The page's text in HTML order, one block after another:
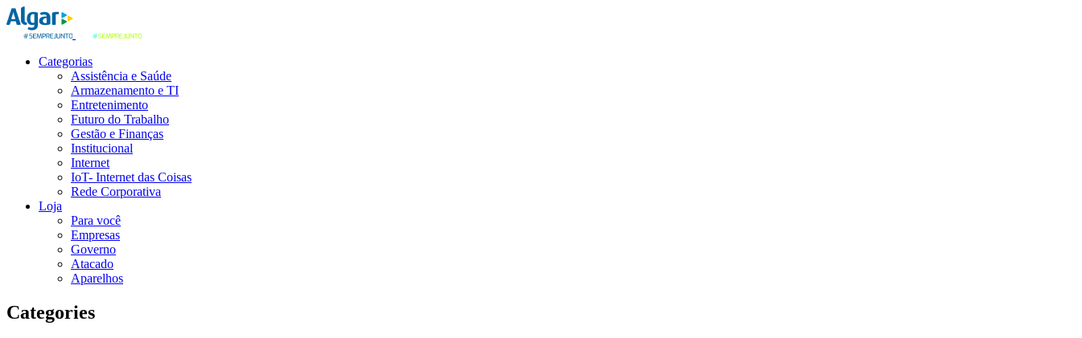
Categorias
Assistência e Saúde
Armazenamento e TI
Entretenimento
Futuro do Trabalho
Gestão e Finanças
Institucional
Internet
IoT- Internet das Coisas
Rede Corporativa
Loja
Para você
Empresas
Governo
Atacado
Aparelhos
Categories